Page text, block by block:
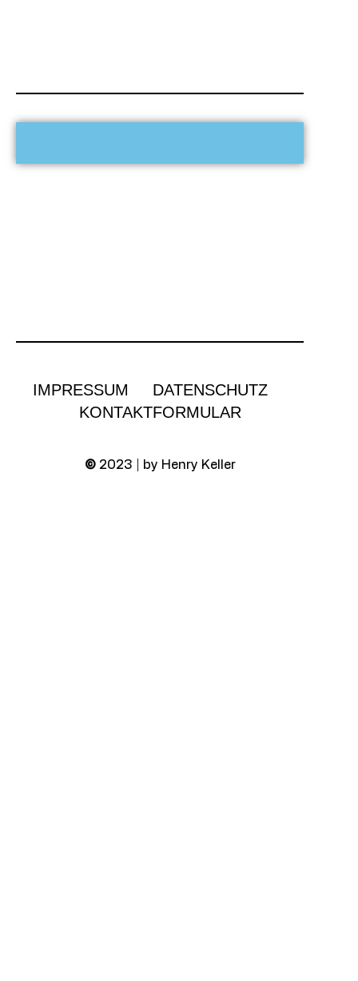
IMPRESSUM
DATENSCHUTZ
KONTAKTFORMULAR
©2023 | by Henry Keller